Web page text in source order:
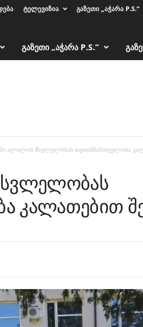
ᲢᲔᲚᲔᲕᲘᲖᲘᲐ ᲒᲐᲖᲔᲗᲘ „ᲐᲭᲐᲠᲐ P.S.“
ᲒᲐᲖᲔᲗᲘ „ᲐᲭᲐᲠᲐ P.S.“
ალილოს მსვლელობას თვითმმართველობა
კალათებით